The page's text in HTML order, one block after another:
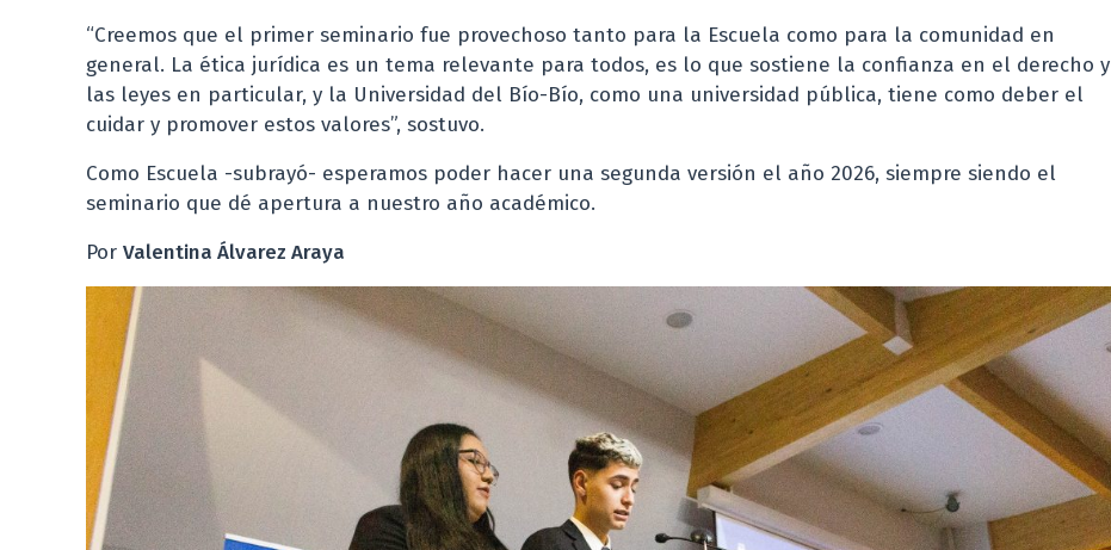
“Creemos que el primer seminario fue provechoso tanto para la Escuela como para la comunidad en
general. La ética jurídica es un tema relevante para todos, es lo que sostiene la confianza en el derecho y
las leyes en particular, y la Universidad del Bío-Bío, como una universidad pública, tiene como deber el
cuidar y promover estos valores”, sostuvo.
Como Escuela -subrayó- esperamos poder hacer una segunda versión el año 2026, siempre siendo el
seminario que dé apertura a nuestro año académico.
Por Valentina Álvarez Araya